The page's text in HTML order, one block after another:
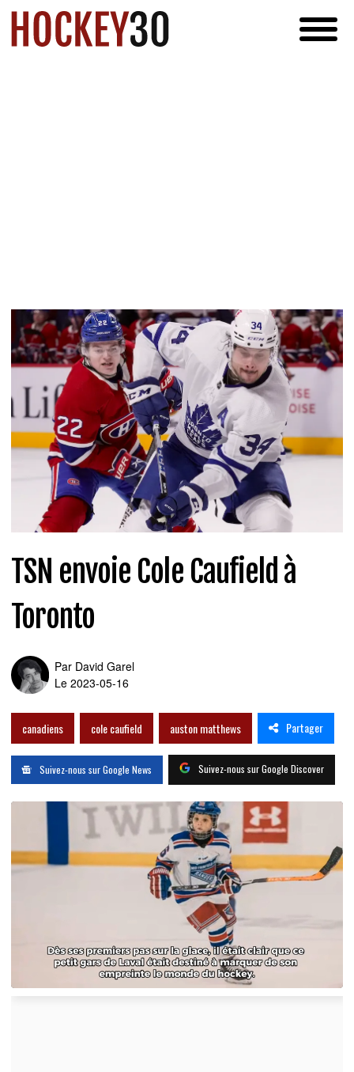
TSN envoie Cole Caufield à
Toronto
Par David Garel
Le 2023-05-16
canadiens cole caufield auston matthews Partager
Suivez-nous sur Google News Suivez-nous sur Google Discover